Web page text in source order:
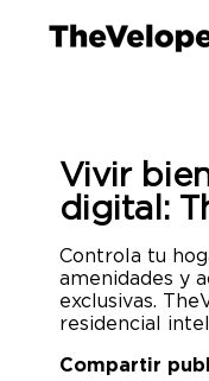
Vivir
digital:
Controla tu
amenidades y
exclusivas.
residencial
Compartir